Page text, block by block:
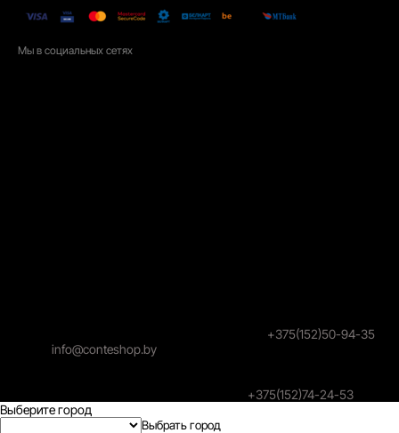
Мы в социальных сетях
+375(152)50-94-35
info@conteshop.by
+375(152)74-24-53
Выберите город